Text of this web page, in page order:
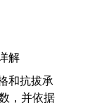
解
和抗拔承
，并依据